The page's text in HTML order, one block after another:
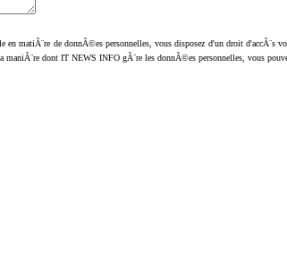
matiÃ¨re de donnÃ©es personnelles, vous disposez d'un droit d'accÃ¨s
maniÃ¨re dont IT NEWS INFO gÃ¨re les donnÃ©es personnelles, vous